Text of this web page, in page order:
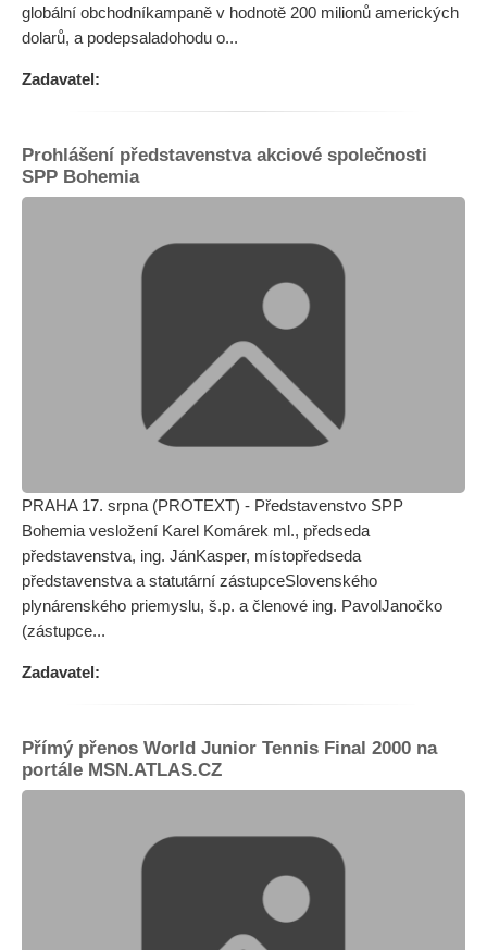
globální obchodníkampaně v hodnotě 200 milionů amerických
dolarů, a podepsaladohodu o...
Zadavatel:
Prohlášení představenstva akciové společnosti
SPP Bohemia
PRAHA 17. srpna (PROTEXT) - Představenstvo SPP
Bohemia vesložení Karel Komárek ml., předseda
představenstva, ing. JánKasper, místopředseda
představenstva a statutární zástupceSlovenského
plynárenského priemyslu, š.p. a členové ing. PavolJanočko
(zástupce...
Zadavatel:
Přímý přenos World Junior Tennis Final 2000 na
portále MSN.ATLAS.CZ